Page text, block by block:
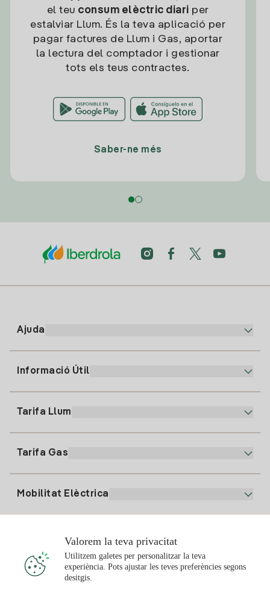
el teu consum elèctric diari per
estalviar Llum. És la teva aplicació per
pagar factures de Llum i Gas, aportar
la lectura del comptador i gestionar
tots els teus contractes.
Saber-ne més
Ajuda
91 919 52 73
clientes@tuiberdrola.es
Informació Útil
Alta Gas
Tarifa Llum
Tarifa Gas
Mobilitat Elèctrica
Punts de Recàrrega
T'interessa
Valorem la teva privacitat
Utilitzem galetes per personalitzar la teva
experiència. Pots ajustar les teves preferències segons
desitgis.